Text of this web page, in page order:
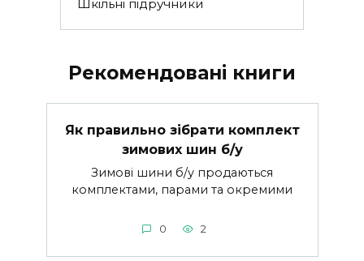
Шкільні підручники
Рекомендовані книги
Як правильно зібрати комплект
зимових шин б/у
Зимові шини б/у продаються
комплектами, парами та окремими
0 2